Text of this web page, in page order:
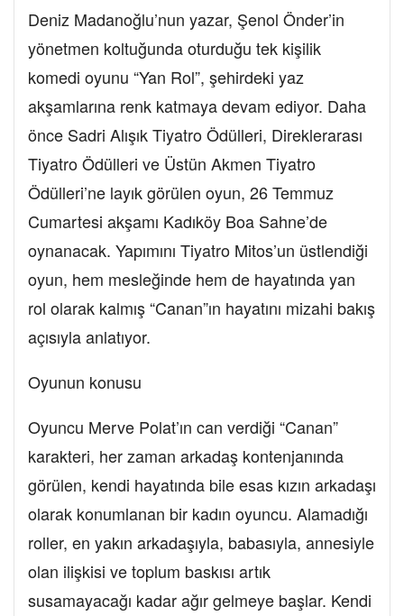
Deniz Madanoğlu’nun yazar, Şenol Önder’in
yönetmen koltuğunda oturduğu tek kişilik
komedi oyunu “Yan Rol”, şehirdeki yaz
akşamlarına renk katmaya devam ediyor. Daha
önce Sadri Alışık Tiyatro Ödülleri, Direklerarası
Tiyatro Ödülleri ve Üstün Akmen Tiyatro
Ödülleri’ne layık görülen oyun, 26 Temmuz
Cumartesi akşamı Kadıköy Boa Sahne’de
oynanacak. Yapımını Tiyatro Mitos’un üstlendiği
oyun, hem mesleğinde hem de hayatında yan
rol olarak kalmış “Canan”ın hayatını mizahi bakış
açısıyla anlatıyor.
Oyunun konusu
Oyuncu Merve Polat’ın can verdiği “Canan”
karakteri, her zaman arkadaş kontenjanında
görülen, kendi hayatında bile esas kızın arkadaşı
olarak konumlanan bir kadın oyuncu. Alamadığı
roller, en yakın arkadaşıyla, babasıyla, annesiyle
olan ilişkisi ve toplum baskısı artık
susamayacağı kadar ağır gelmeye başlar. Kendi